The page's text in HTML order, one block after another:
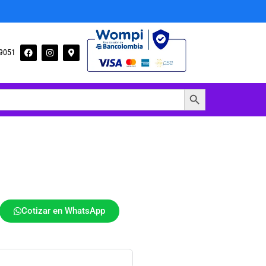
Botón de búsqueda
Cotizar en WhatsApp